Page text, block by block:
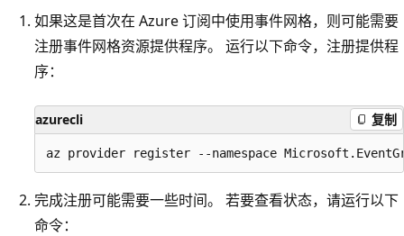
如果这是首次在 Azure 订阅中使用事件网格，则可能需要
注册事件网格资源提供程序。 运行以下命令，注册提供程
序：
azurecli 复制
完成注册可能需要一些时间。 若要查看状态，请运行以下
命令：